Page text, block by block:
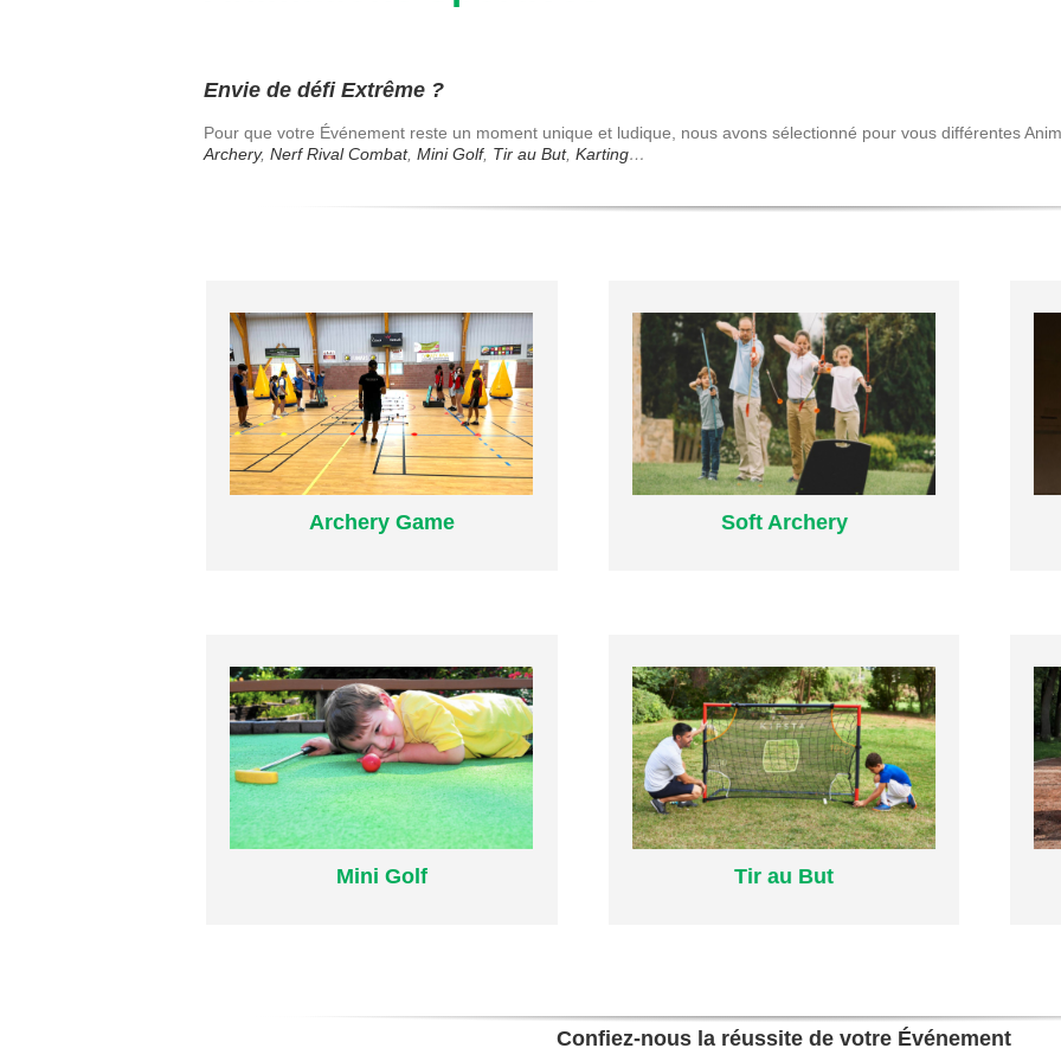
Renforcement de votre équipe
Envie de défi Extrême ?
Pour que votre Événement reste un moment unique et ludique, nous avons sélectionné pour vous différentes
Archery, Nerf Rival Combat, Mini Golf, Tir au But, Karting…
Archery Game
Archery Game
Plus d’infos
Soft Archery
Soft Archery
Plus d’infos
Mini Golf
Mini Golf
Plus d’infos
Tir au But
Tir au But
Plus d’infos
Confiez-nous la réussite de votre Événement